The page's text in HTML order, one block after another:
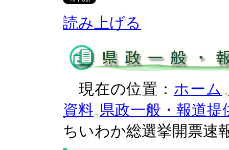
読み上げる
現在の位置： ホーム
資料 県政一般・報道提
ちいわか総選挙開票速